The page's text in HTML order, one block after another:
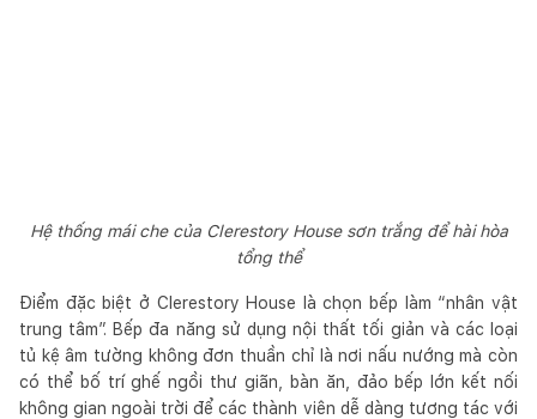
Hệ thống mái che của Clerestory House sơn trắng để hài hòa
tổng thể
Điểm đặc biệt ở Clerestory House là chọn bếp làm “nhân vật
trung tâm”. Bếp đa năng sử dụng nội thất tối giản và các loại
tủ kệ âm tường không đơn thuần chỉ là nơi nấu nướng mà còn
có thể bố trí ghế ngồi thư giãn, bàn ăn, đảo bếp lớn kết nối
không gian ngoài trời để các thành viên dễ dàng tương tác với